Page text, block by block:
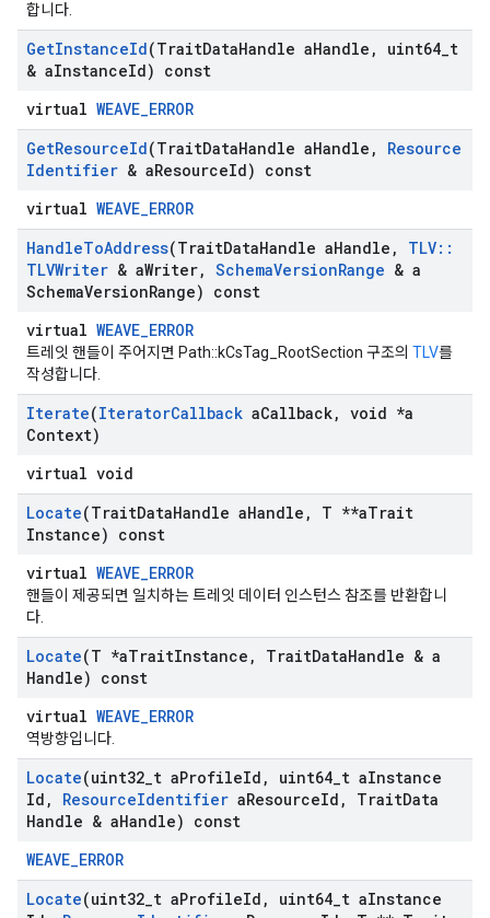
합니다.
GetInstanceId(TraitDataHandle aHandle , uint64 t
& aInstanceId) const
virtual WEAVE_ERROR
GetResourceId(TraitDataHandle aHandle ,
Resource
Identifier & aResourceId) const
virtual WEAVE_ERROR
HandleToAddress(TraitDataHandle aHandle , TLV::
TLVWriter & aWriter, SchemaVersionRange & a
SchemaVersionRange) const
virtual WEAVE_ERROR
트레잇 핸들이 주어지면 Path::kCsTag_RootSection 구조의 TLV를
작성합니다.
Iterate(IteratorCallback aCallback, void *a
Context)
virtual void
Locate(TraitDataHandle aHandle , T **aTrait
Instance) const
virtual WEAVE_ERROR
핸들이 제공되면 일치하는 트레잇 데이터 인스턴스 참조를 반환합니
다.
Locate(T *aTraitInstance , TraitDataHandle & a
Handle) const
virtual WEAVE_ERROR
역방향입니다.
Locate(uint32 t aProfileId , uint64 t aInstance
Id , ResourceIdentifier aResourceId , TraitData
Handle & aHandle) const
WEAVE_ERROR
Locate(uint32 t aProfileId , uint64 t aInstance